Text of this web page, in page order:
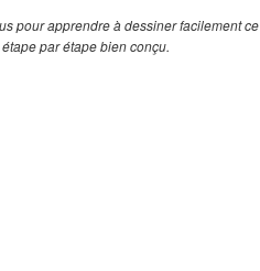
pour apprendre à dessiner facilement ce
par étape bien conçu.